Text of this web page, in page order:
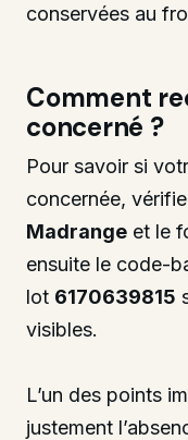
conservées au
Comment
concerné ?
Pour savoir si
concernée,
Madrange et le
ensuite le code-
lot 6170639815
visibles.
L’un des points
justement